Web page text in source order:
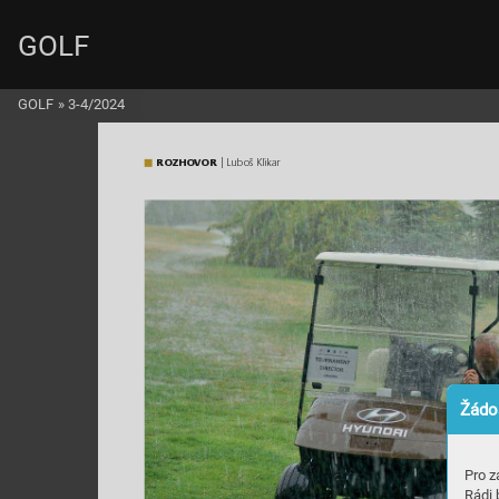
Pro
Rádi
ROZHOVOR | Luboš Klikar
GOLF
GOLF » 3-4/2024